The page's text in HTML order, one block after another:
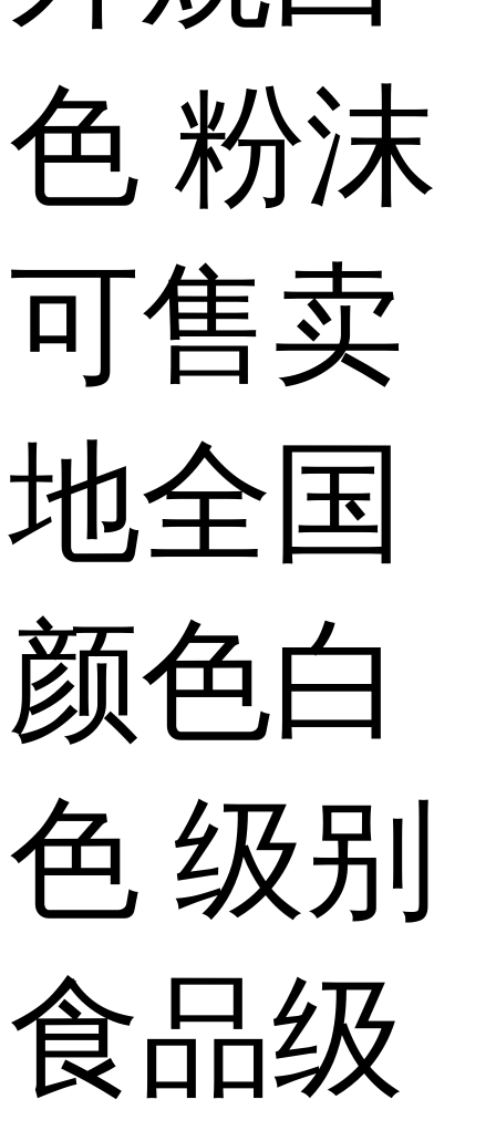
色 粉沫
可售卖
地全国
颜色白
色 级别
食品级